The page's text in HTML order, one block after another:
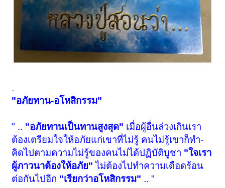
.
"อภัยทาน-อโหสิกรรม"
" .. "อภัยทานเป็นทานสูงสุด" เมื่อผู้อื่นล่วงเกินเรา
ต้องเตรียมใจให้อภัยแก่เขาที่ไม่รู้ คนไม่รู้เขาก็ทำ-
คิดไปตามความไม่รู้ของคนไม่ได้ปฏิบัติบูชา "ใจเรา
ผู้ภาวนาต้องให้อภัย" ไม่ต้องไปทำความเดือดร้อน
ต่อกันไปอีก "เรียกว่าอโหสิกรรม" .. "